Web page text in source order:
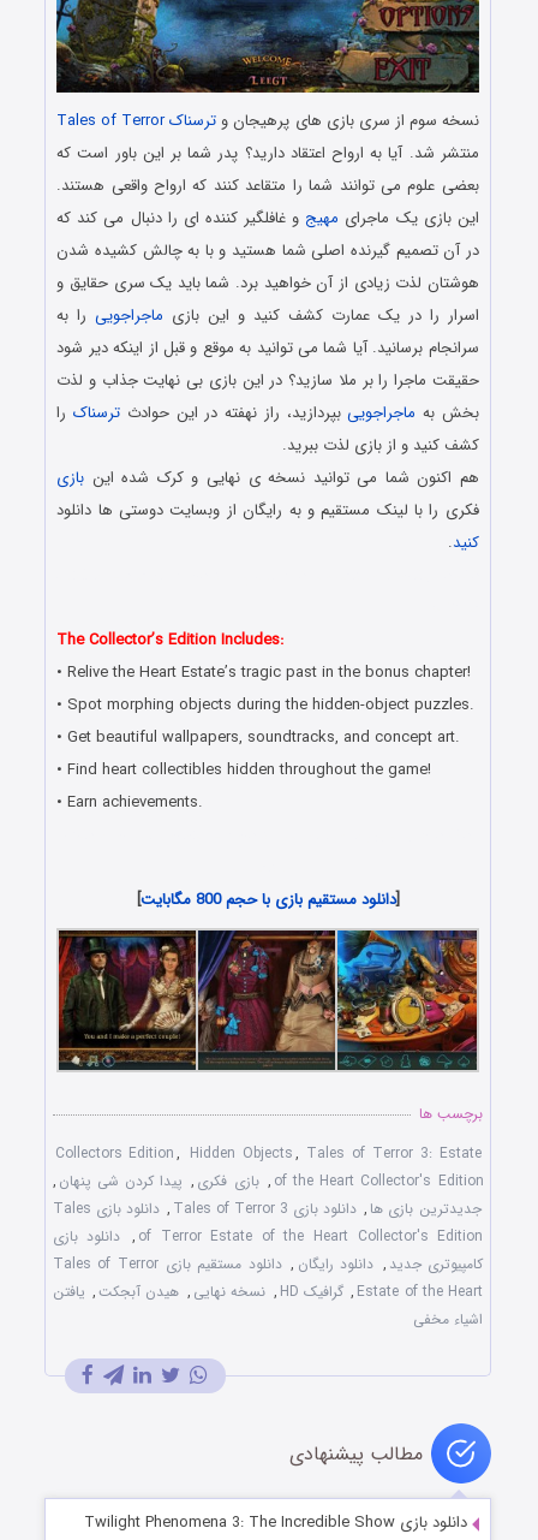
نسخه سوم از سری بازی های پرهیجان و ترسناکTales of Terror
منتشر شد. آیا به ارواح اعتقاد دارید؟ پدر شما بر این باور است که
بعضی علوم می توانند شما را متقاعد کنند که ارواح واقعی هستند.
این بازی یک ماجرای مهیج و غافلگیر کننده ای را دنبال می کند که
در آن تصمیم گیرنده اصلی شما هستید و با به چالش کشیده شدن
هوشتان لذت زیادی از آن خواهید برد. شما باید یک سری حقایق و
اسرار را در یک عمارت کشف کنید و این بازی ماجراجوییرا به
سرانجام برسانید. آیا شما می توانید به موقع و قبل از اینکه دیر شود
حقیقت ماجرا را بر ملا سازید؟ در این بازی بی نهایت جذاب و لذت
بخش به ماجراجوییبپردازید، راز نهفته در این حوادث ترسناک را
کشف کنید و از بازی لذت ببرید.
هم اکنون شما می توانید نسخه ی نهایی و کرک شده این بازی
فکری را با لینک مستقیم و به رایگان از وبسایت دوستی ها دانلود
کنید.
The Collector’s Edition Includes:
• Relive the Heart Estate’s tragic past in the bonus chapter!
• Spot morphing objects during the hidden-object puzzles.
• Get beautiful wallpapers, soundtracks, and concept art.
• Find heart collectibles hidden throughout the game!
• Earn achievements.
[دانلود مستقیم بازی با حجم 800 مگابایت ]
برچسب ها
Collectors Edition, Hidden Objects, Tales of Terror 3: Estate
of the Heart Collector's Edition
, بازی فکری , پیدا کردن شی پنهان ,
جدیدترین بازی ها , دانلود بازی Tales of Terror 3 ,
دانلود بازی Tales
of Terror Estate of the Heart Collector's Edition
, دانلود بازی
کامپیوتری جدید , دانلود رایگان ,
دانلود مستقیم بازی Tales of Terror
Estate of the Heart
, گرافیک HD , نسخه نهایی , هیدن آبجکت, یافتن
اشیاء مخفی
مطالب پیشنهادی
دانلود بازی Twilight Phenomena 3: The Incredible Show